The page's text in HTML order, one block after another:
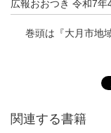
広報おおつき 令和7
巻頭は『大月市地
関連する書籍